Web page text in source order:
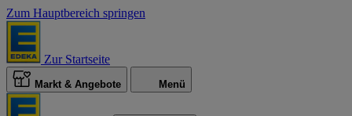
Zum Hauptbereich springen
Zur Startseite
Markt & Angebote Menü